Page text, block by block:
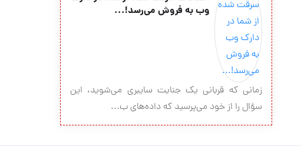
وب به فروش می‌رسد!...
زمانی که قربانی یک جنایت سایبری می‌شوید، این
سؤال را از خود می‌پرسید که داده‌های ب...